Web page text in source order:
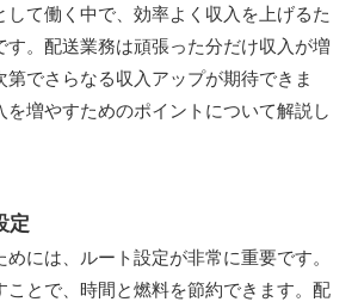
て働く中で、効率よく収入を上げるた
。配送業務は頑張った分だけ収入が増
でさらなる収入アップが期待できま
増やすためのポイントについて解説し
定
には、ルート設定が非常に重要です。
とで、時間と燃料を節約できます。配